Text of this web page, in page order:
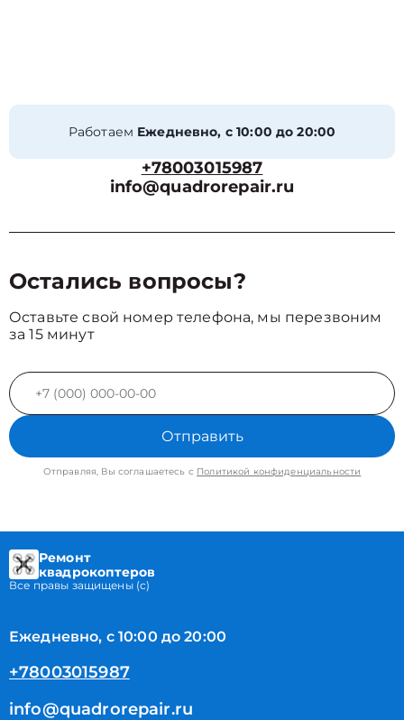
Работаем Ежедневно, с 10:00 до 20:00
+78003015987
info@quadrorepair.ru
Остались вопросы?
Оставьте свой номер телефона, мы перезвоним
за 15 минут
Отправить
Отправляя, Вы соглашаетесь с Политикой конфиденциальности
Ремонт
квадрокоптеров
Все правы защищены (с)
Ежедневно, с 10:00 до 20:00
+78003015987
info@quadrorepair.ru